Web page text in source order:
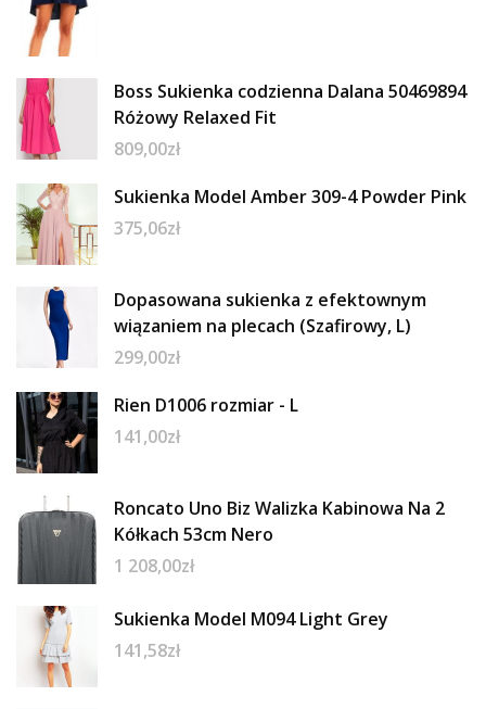
Boss Sukienka codzienna Dalana 50469894
Różowy Relaxed Fit
809,00zł
Sukienka Model Amber 309-4 Powder Pink
375,06zł
Dopasowana sukienka z efektownym
wiązaniem na plecach (Szafirowy, L)
299,00zł
Rien D1006 rozmiar - L
141,00zł
Roncato Uno Biz Walizka Kabinowa Na 2
Kółkach 53cm Nero
1 208,00zł
Sukienka Model M094 Light Grey
141,58zł